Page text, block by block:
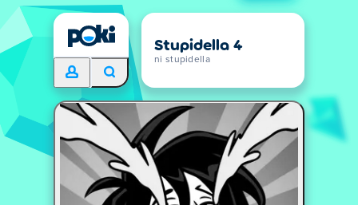
Stupidella 4
ni stupidella